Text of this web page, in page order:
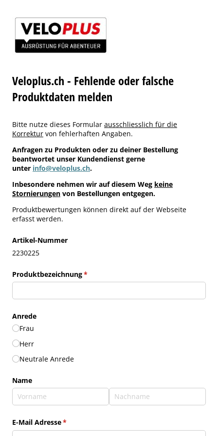
Veloplus.ch - Fehlende oder falsche
Produktdaten melden
Bitte nutze dieses Formular ausschliesslich für die
Korrektur von fehlerhaften Angaben.
Anfragen zu Produkten oder zu deiner Bestellung
beantwortet unser Kundendienst gerne
unter info@veloplus.ch.
Inbesondere nehmen wir auf diesem Weg keine
Stornierungen von Bestellungen entgegen.
Produktbewertungen können direkt auf der Webseite
erfasst werden.
Artikel-Nummer
2230225
Produktbezeichnung*
(erforderlich)
Anrede
Frau
Herr
Neutrale Anrede
Name
E-Mail Adresse*
(erforderlich)